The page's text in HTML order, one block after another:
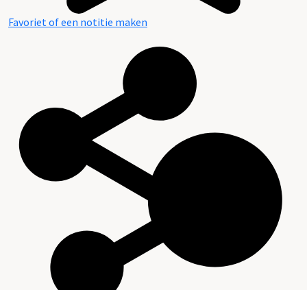
Favoriet of een notitie maken